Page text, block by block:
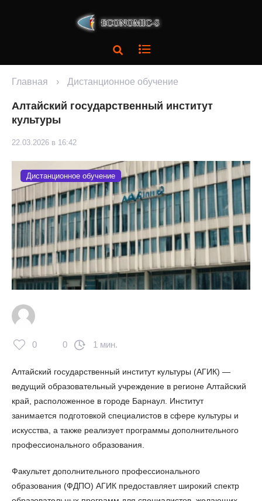
Главная › Дистанционное обучение
Алтайский государственный институт
культуры
22.03.2026 в 16:42
Дистанционное обучение
0 0 1 мин.
Алтайский государственный институт культуры (АГИК) —
ведущий образовательный учреждение в регионе Алтайский
край, расположенное в городе Барнаул. Институт
занимается подготовкой специалистов в сфере культуры и
искусства, а также реализует программы дополнительного
профессионального образования.
Факультет дополнительного профессионального
образования (ФДПО) АГИК предоставляет широкий спектр